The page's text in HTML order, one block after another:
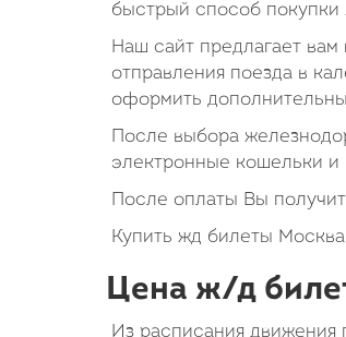
быстрый способ
Наш сайт предлагает
отправления поезда в
оформить
После выбора
электронные кошельки
После оплаты Вы
Купить жд билеты
Цена ж/д
Из расписания движения